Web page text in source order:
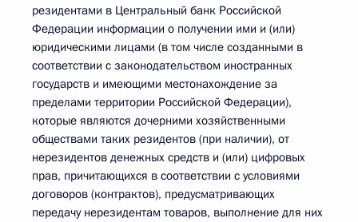
резидентами в Центральный банк Российской
Федерации информации о получении ими и (или)
юридическими лицами (в том числе созданными в
соответствии с законодательством иностранных
государств и имеющими местонахождение за
пределами территории Российской Федерации),
которые являются дочерними хозяйственными
обществами таких резидентов (при наличии), от
нерезидентов денежных средств и (или) цифровых
прав, причитающихся в соответствии с условиями
договоров (контрактов), предусматривающих
передачу нерезидентам товаров, выполнение для них